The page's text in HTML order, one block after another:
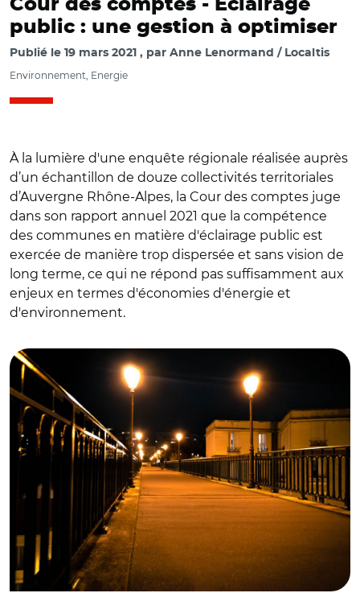
Cour des comptes - Éclairage
public : une gestion à optimiser
Publié le 19 mars 2021 par Anne Lenormand / Localtis
Environnement, Energie
À la lumière d'une enquête régionale réalisée auprès
d’un échantillon de douze collectivités territoriales
d’Auvergne Rhône-Alpes, la Cour des comptes juge
dans son rapport annuel 2021 que la compétence
des communes en matière d'éclairage public est
exercée de manière trop dispersée et sans vision de
long terme, ce qui ne répond pas suffisamment aux
enjeux en termes d'économies d'énergie et
d'environnement.